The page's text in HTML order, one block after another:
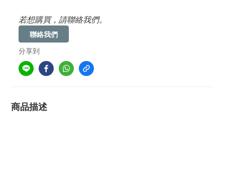
若想購買，請聯絡我們。
聯絡我們
分享到
商品描述